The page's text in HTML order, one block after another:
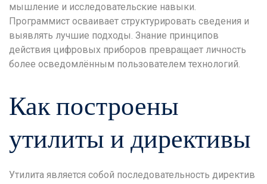
мышление и исследовательские навыки.
Программист осваивает структурировать сведения и
выявлять лучшие подходы. Знание принципов
действия цифровых приборов превращает личность
более осведомлённым пользователем технологий.
Как построены
утилиты и директивы
Утилита является собой последовательность директив